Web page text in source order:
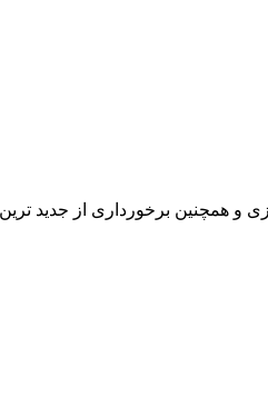
و همچنین برخورداری از جدید